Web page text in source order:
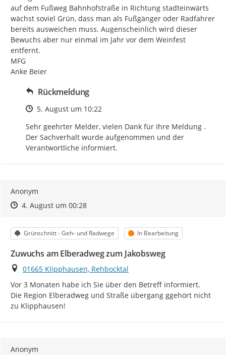
auf dem Fußweg Bahnhofstraße in Richtung stadteinwärts
wächst soviel Grün, dass man als Fußgänger oder Radfahrer
bereits ausweichen muss. Augenscheinlich wird dieser
Bewuchs aber nur einmal im Jahr vor dem Weinfest
entfernt.
MFG
Anke Beier
Rückmeldung
Zeitpunkt des Erstellens
5. August um 10:22
Sehr geehrter Melder, vielen Dank für Ihre Meldung .
Der Sachverhalt wurde aufgenommen und der
Verantwortliche informiert.
Anonym
Zeitpunkt des Erstellens
Zeitpunkt des Erstellens
4. August um 00:28Zur Äußerung
Kategorie
Grünschnitt - Geh- und Radwege Status
In Bearbeitung
Zuwuchs am Elberadweg zum Jakobsweg
Ort
01665 Klipphausen, Rehbocktal
Vor 3 Monaten habe ich Sie über den Betreff informiert.
Die Region Elberadweg und Straße übergang ggehört nicht
zu Klipphausen!
Anonym